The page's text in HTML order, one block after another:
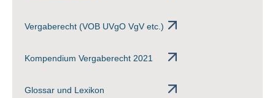
Vergaberecht (VOB UVgO VgV etc.)
Kompendium Vergaberecht 2021
Glossar und Lexikon